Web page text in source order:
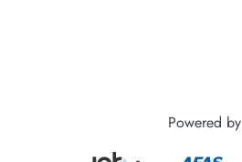
Powered by